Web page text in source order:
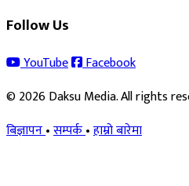
Follow Us
YouTube
Facebook
© 2026 Daksu Media. All rights
बिज्ञापन•सम्पर्क•हाम्रो बारेमा